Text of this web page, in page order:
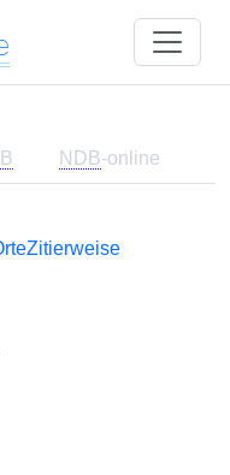
NDB-online
Zitierweise